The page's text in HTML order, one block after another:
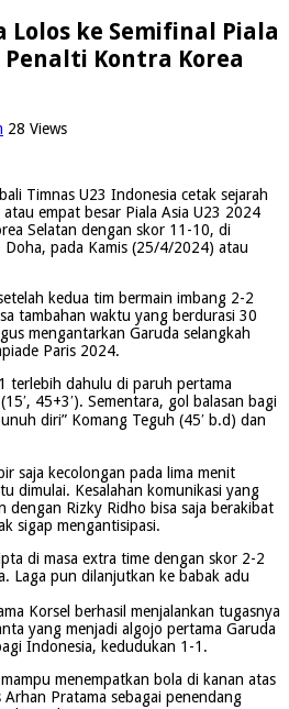
Lolos ke Semifinal Piala
Penalti Kontra Korea
28 Views
Timnas U23 Indonesia cetak sejarah
empat besar Piala Asia U23 2024
Selatan dengan skor 11-10, di
pada Kamis (25/4/2024) atau
kedua tim bermain imbang 2-2
tambahan waktu yang berdurasi 30
mengantarkan Garuda selangkah
Paris 2024.
terlebih dahulu di paruh pertama
45+3′). Sementara, gol balasan bagi
diri” Komang Teguh (45′ b.d) dan
saja kecolongan pada lima menit
dimulai. Kesalahan komunikasi yang
dengan Rizky Ridho bisa saja berakibat
sigap mengantisipasi.
di masa extra time dengan skor 2-2
Laga pun dilanjutkan ke babak adu
Korsel berhasil menjalankan tugasnya
yang menjadi algojo pertama Garuda
Indonesia, kedudukan 1-1.
menempatkan bola di kanan atas
Pratama sebagai penendang